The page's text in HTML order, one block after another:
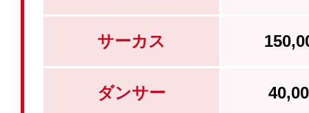
サーカス
ダンサー